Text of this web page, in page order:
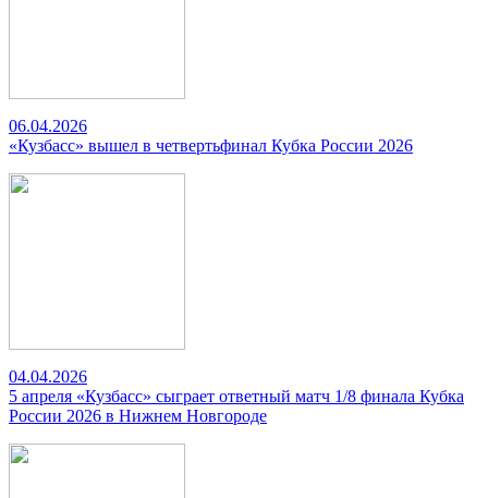
06.04.2026
«Кузбасс» вышел в четвертьфинал Кубка России 2026
04.04.2026
5 апреля «Кузбасс» сыграет ответный матч 1/8 финала Кубка
России 2026 в Нижнем Новгороде